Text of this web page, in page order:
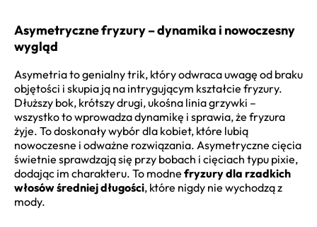
Asymetryczne fryzury – dynamika i nowoczesny
wygląd
Asymetria to genialny trik, który odwraca uwagę od braku
objętości i skupia ją na intrygującym kształcie fryzury.
Dłuższy bok, krótszy drugi, ukośna linia grzywki –
wszystko to wprowadza dynamikę i sprawia, że fryzura
żyje. To doskonały wybór dla kobiet, które lubią
nowoczesne i odważne rozwiązania. Asymetryczne cięcia
świetnie sprawdzają się przy bobach i cięciach typu pixie,
dodając im charakteru. To modne fryzury dla rzadkich
włosów średniej długości, które nigdy nie wychodzą z
mody.